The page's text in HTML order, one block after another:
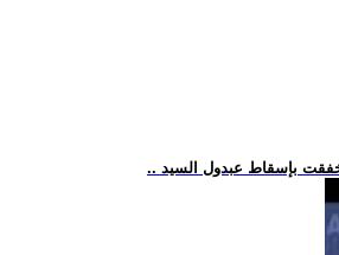
بإسقاط عبدول السيد